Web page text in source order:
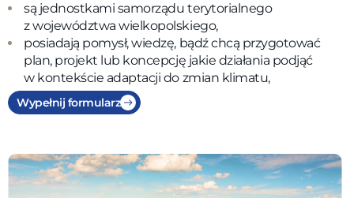
są jednostkami samorządu terytorialnego
z województwa wielkopolskiego,
posiadają pomysł, wiedzę, bądź chcą przygotować
plan, projekt lub koncepcję jakie działania podjąć
w kontekście adaptacji do zmian klimatu,
Wypełnij formularz